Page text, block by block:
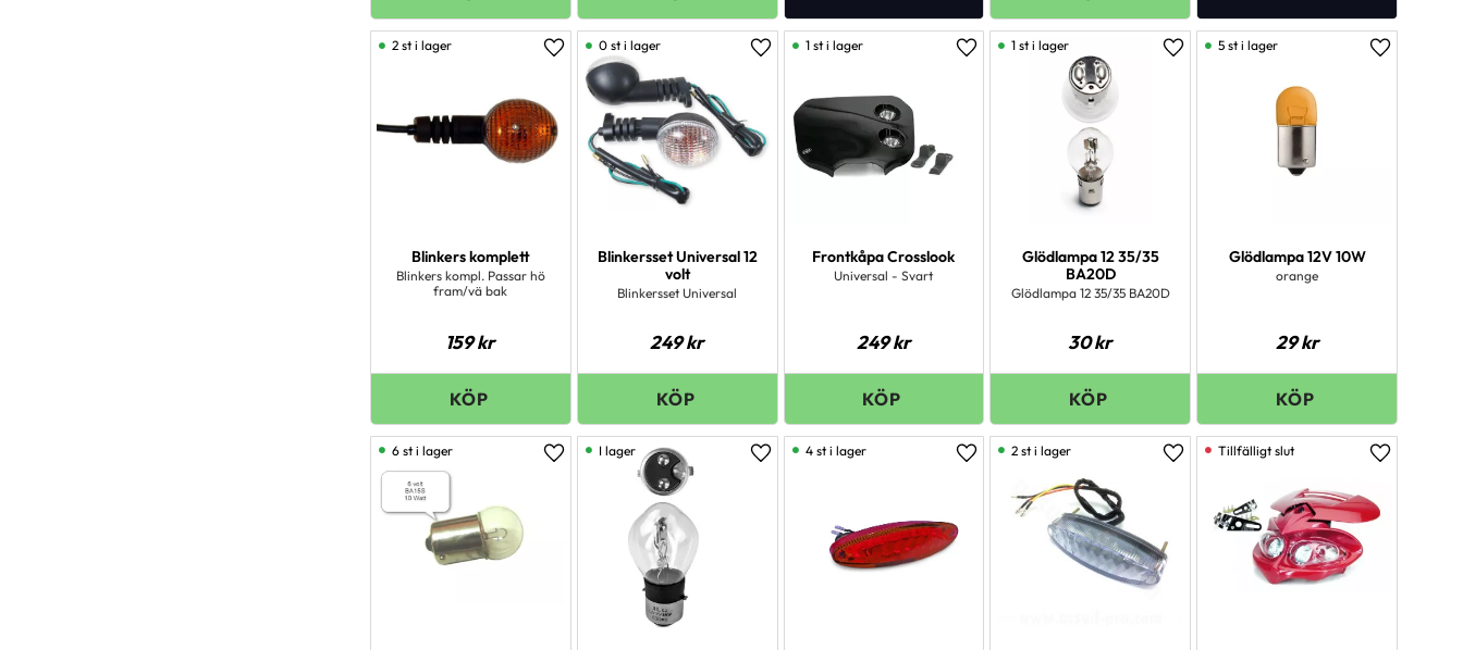
Blinkers komplett
Blinkers kompl. Passar hö
fram/vä bak
159kr
Lägg till i favoriter
2 st i lager
Blinkersset Universal 12
volt
Blinkersset Universal
249kr
Lägg till i favoriter
0 st i lager
Frontkåpa Crosslook
Universal - Svart
249kr
Lägg till i favoriter
1 st i lager
Glödlampa 12 35/35
BA20D
Glödlampa 12 35/35 BA20D
30kr
Lägg till i favoriter
1 st i lager
Glödlampa 12V 10W
orange
29kr
Lägg till i
5 st i lager
Lägg till i favoriter
6 st i lager
Lägg till i favoriter
I lager
Lägg till i favoriter
4 st i lager
Lägg till i favoriter
2 st i lager
Lägg till i